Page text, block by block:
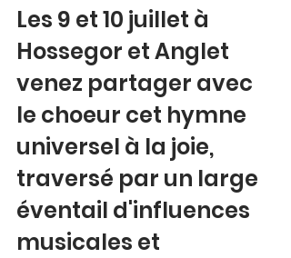
Les 9 et 10 juillet à
Hossegor et Anglet
venez partager avec
le choeur cet hymne
universel à la joie,
traversé par un large
éventail d'influences
musicales et